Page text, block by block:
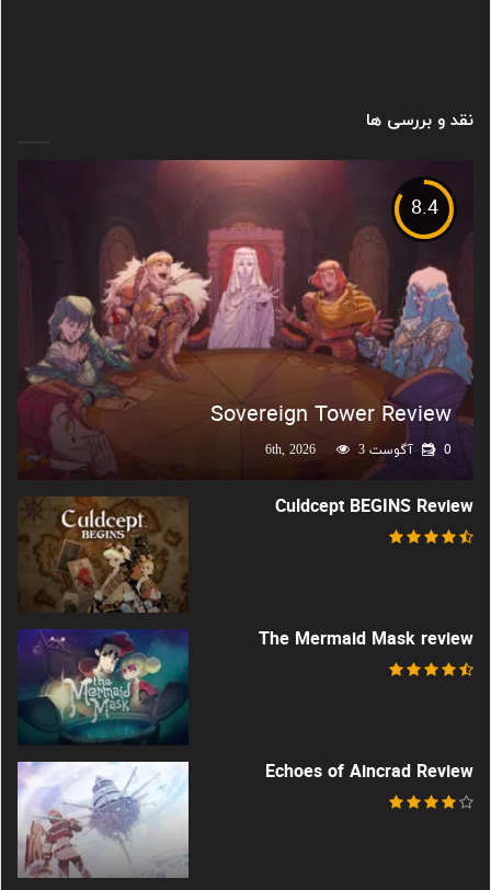
نقد و بررسی ها
8.4
Sovereign Tower Review
آگوست 6th, 2026 3 0
Culdcept BEGINS Review
The Mermaid Mask review
Echoes of Aincrad Review